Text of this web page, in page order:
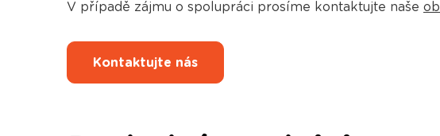
V případě zájmu o spolupráci prosíme kontaktujte naše
Kontaktujte nás